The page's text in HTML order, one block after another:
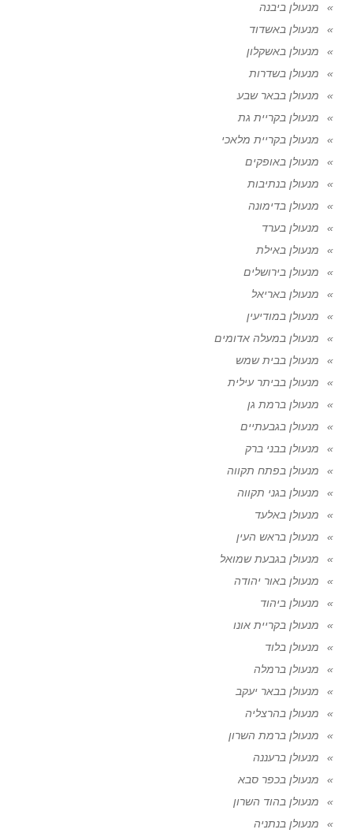
מנעולן ביבנה
מנעולן באשדוד
מנעולן באשקלון
מנעולן בשדרות
מנעולן בבאר שבע
מנעולן בקריית גת
מנעולן בקריית מלאכי
מנעולן באופקים
מנעולן בנתיבות
מנעולן בדימונה
מנעולן בערד
מנעולן באילת
מנעולן בירושלים
מנעולן באריאל
מנעולן במודיעין
מנעולן במעלה אדומים
מנעולן בבית שמש
מנעולן בביתר עילית
מנעולן ברמת גן
מנעולן בגבעתיים
מנעולן בבני ברק
מנעולן בפתח תקווה
מנעולן בגני תקווה
מנעולן באלעד
מנעולן בראש העין
מנעולן בגבעת שמואל
מנעולן באור יהודה
מנעולן ביהוד
מנעולן בקריית אונו
מנעולן בלוד
מנעולן ברמלה
מנעולן בבאר יעקב
מנעולן בהרצליה
מנעולן ברמת השרון
מנעולן ברעננה
מנעולן בכפר סבא
מנעולן בהוד השרון
מנעולן בנתניה